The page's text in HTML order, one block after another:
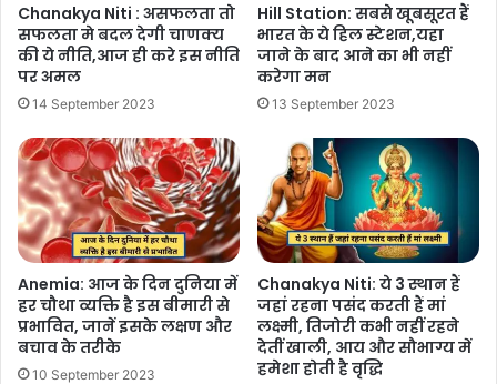
Chanakya Niti : असफलता तो
सफलता मे बदल देगी चाणक्य
की ये नीति,आज ही करे इस नीति
पर अमल
14 September 2023
Hill Station: सबसे खूबसूरत हैं
भारत के ये हिल स्टेशन,यहा
जाने के बाद आने का भी नहीं
करेगा मन
13 September 2023
Anemia: आज के दिन दुनिया में
हर चौथा व्यक्ति है इस बीमारी से
प्रभावित, जानें इसके लक्षण और
बचाव के तरीके
10 September 2023
Chanakya Niti: ये 3 स्थान हैं
जहां रहना पसंद करती हैं मां
लक्ष्मी, तिजोरी कभी नहीं रहने
देतीं खाली, आय और सौभाग्य में
हमेशा होती है वृद्धि